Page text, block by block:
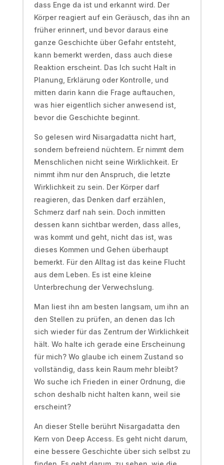
dass Enge da ist und erkannt wird. Der
Körper reagiert auf ein Geräusch, das ihn an
früher erinnert, und bevor daraus eine
ganze Geschichte über Gefahr entsteht,
kann bemerkt werden, dass auch diese
Reaktion erscheint. Das Ich sucht Halt in
Planung, Erklärung oder Kontrolle, und
mitten darin kann die Frage auftauchen,
was hier eigentlich sicher anwesend ist,
bevor die Geschichte beginnt.
So gelesen wird Nisargadatta nicht hart,
sondern befreiend nüchtern. Er nimmt dem
Menschlichen nicht seine Wirklichkeit. Er
nimmt ihm nur den Anspruch, die letzte
Wirklichkeit zu sein. Der Körper darf
reagieren, das Denken darf erzählen,
Schmerz darf nah sein. Doch inmitten
dessen kann sichtbar werden, dass alles,
was kommt und geht, nicht das ist, was
dieses Kommen und Gehen überhaupt
bemerkt. Für den Alltag ist das keine Flucht
aus dem Leben. Es ist eine kleine
Unterbrechung der Verwechslung.
Man liest ihn am besten langsam, um ihn an
den Stellen zu prüfen, an denen das Ich
sich wieder für das Zentrum der Wirklichkeit
hält. Wo halte ich gerade eine Erscheinung
für mich? Wo glaube ich einem Zustand so
vollständig, dass kein Raum mehr bleibt?
Wo suche ich Frieden in einer Ordnung, die
schon deshalb nicht halten kann, weil sie
erscheint?
An dieser Stelle berührt Nisargadatta den
Kern von Deep Access. Es geht nicht darum,
eine bessere Geschichte über sich selbst zu